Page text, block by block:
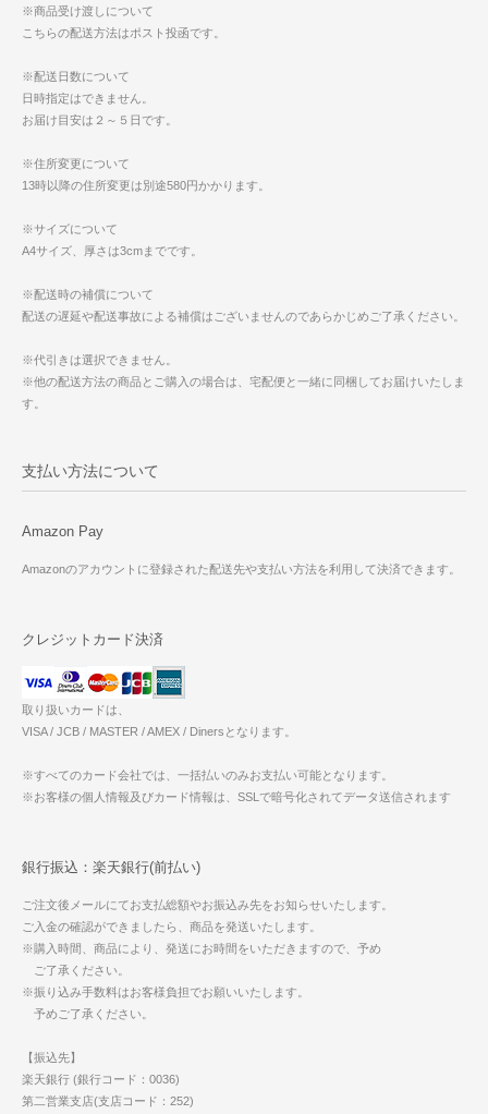
※商品受け渡しについて
こちらの配送方法はポスト投函です。
※配送日数について
日時指定はできません。
お届け目安は２～５日です。
※住所変更について
13時以降の住所変更は別途580円かかります。
※サイズについて
A4サイズ、厚さは3cmまでです。
※配送時の補償について
配送の遅延や配送事故による補償はございませんのであらかじめご了承ください。
※代引きは選択できません。
※他の配送方法の商品とご購入の場合は、宅配便と一緒に同梱してお届けいたしま
す。
支払い方法について
Amazon Pay
Amazonのアカウントに登録された配送先や支払い方法を利用して決済できます。
クレジットカード決済
取り扱いカードは、
VISA / JCB / MASTER / AMEX / Dinersとなります。
※すべてのカード会社では、一括払いのみお支払い可能となります。
※お客様の個人情報及びカード情報は、SSLで暗号化されてデータ送信されます
銀行振込：楽天銀行(前払い)
ご注文後メールにてお支払総額やお振込み先をお知らせいたします。
ご入金の確認ができましたら、商品を発送いたします。
※購入時間、商品により、発送にお時間をいただきますので、予め
ご了承ください。
※振り込み手数料はお客様負担でお願いいたします。
予めご了承ください。
【振込先】
楽天銀行 (銀行コード：0036)
第二営業支店(支店コード：252)